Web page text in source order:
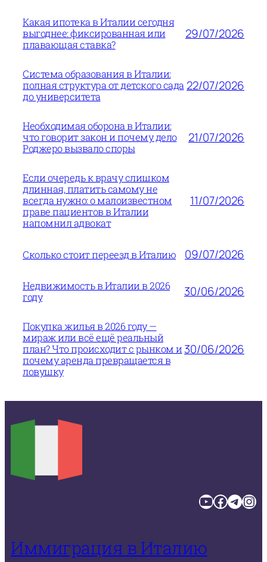
Какая ипотека в Италии сегодня
выгоднее: фиксированная или
плавающая ставка?
29/07/2026
Система образования в Италии:
полная структура от детского сада
до университета
22/07/2026
Необходимая оборона в Италии:
что говорит закон и почему дело
Роджеро вызвало споры
21/07/2026
Если очередь к врачу слишком
длинная, платить самому не
всегда нужно: о малоизвестном
праве пациентов в Италии
напомнил адвокат
11/07/2026
Сколько стоит переезд в Италию 09/07/2026
Недвижимость в Италии в 2026
году
30/06/2026
Покупка жилья в 2026 году —
мираж или всё ещё реальный
план? Что происходит с рынком и
почему аренда превращается в
ловушку
30/06/2026
YouTube Facebook TelegramInstagram
Иммиграция в Италию